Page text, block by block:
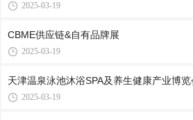
2025-03-19
CBME供应链&自有品牌展
2025-03-19
天津温泉泳池沐浴SPA及养生健康产业博览
2025-03-19